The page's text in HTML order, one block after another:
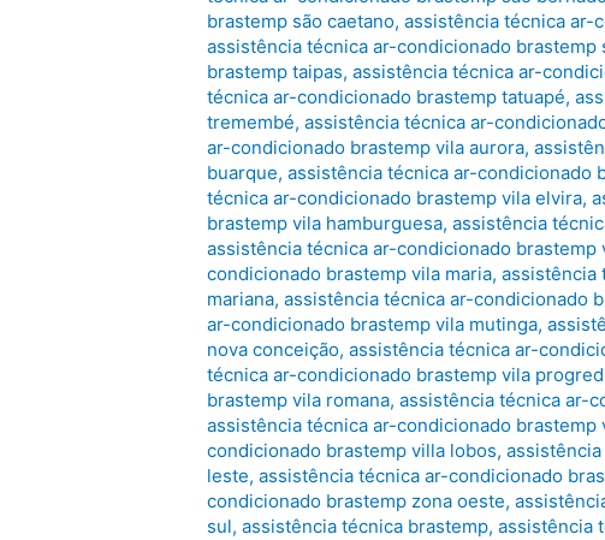
brastemp são caetano,assistência técnica ar-
assistência técnica ar-condicionado brastemp
brastemp taipas,assistência técnica ar-
técnica ar-condicionado brastemp tatuapé,
tremembé,assistência técnica ar-
ar-condicionado brastemp vila aurora,
buarque,assistência técnica ar-condicionado
técnica ar-condicionado brastemp vila elvira,
brastemp vila hamburguesa,assistência
assistência técnica ar-condicionado brastemp
condicionado brastemp vila maria,assistência
mariana,assistência técnica ar-condicionado
ar-condicionado brastemp vila mutinga,
nova conceição,assistência técnica ar-
técnica ar-condicionado brastemp vila
brastemp vila romana,assistência técnica ar-
assistência técnica ar-condicionado brastemp
condicionado brastemp villa lobos,
leste,assistência técnica ar-condicionado
condicionado brastemp zona oeste,
sul,assistência técnica brastemp,assistência